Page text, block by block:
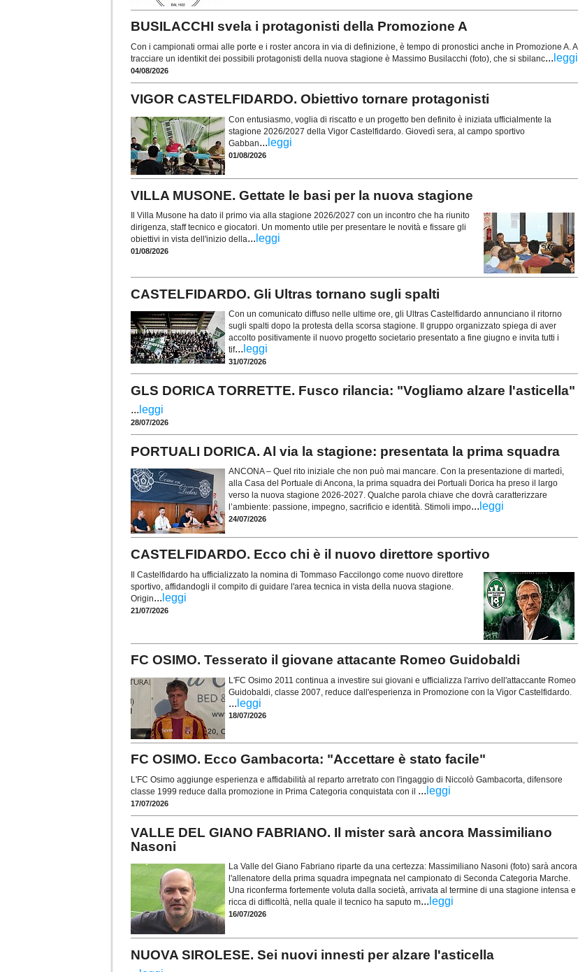
BUSILACCHI svela i protagonisti della Promozione A
Con i campionati ormai alle porte e i roster ancora in via di definizione, è tempo di pronostici anche in Promozione A. A
tracciare un identikit dei possibili protagonisti della nuova stagione è Massimo Busilacchi (foto), che si sbilanc... leggi
04/08/2026
VIGOR CASTELFIDARDO. Obiettivo tornare protagonisti
Con entusiasmo, voglia di riscatto e un progetto ben definito è iniziata ufficialmente la
stagione 2026/2027 della Vigor Castelfidardo. Giovedì sera, al campo sportivo
Gabban... leggi
01/08/2026
VILLA MUSONE. Gettate le basi per la nuova stagione
Il Villa Musone ha dato il primo via alla stagione 2026/2027 con un incontro che ha riunito
dirigenza, staff tecnico e giocatori. Un momento utile per presentare le novità e fissare gli
obiettivi in vista dell'inizio della... leggi
01/08/2026
CASTELFIDARDO. Gli Ultras tornano sugli spalti
Con un comunicato diffuso nelle ultime ore, gli Ultras Castelfidardo annunciano il ritorno
sugli spalti dopo la protesta della scorsa stagione. Il gruppo organizzato spiega di aver
accolto positivamente il nuovo progetto societario presentato a fine giugno e invita tutti i
tif... leggi
31/07/2026
GLS DORICA TORRETTE. Fusco rilancia: "Vogliamo alzare l'asticella"
... leggi
28/07/2026
PORTUALI DORICA. Al via la stagione: presentata la prima squadra
ANCONA – Quel rito iniziale che non può mai mancare. Con la presentazione di martedì,
alla Casa del Portuale di Ancona, la prima squadra dei Portuali Dorica ha preso il largo
verso la nuova stagione 2026-2027. Qualche parola chiave che dovrà caratterizzare
l’ambiente: passione, impegno, sacrificio e identità. Stimoli impo... leggi
24/07/2026
CASTELFIDARDO. Ecco chi è il nuovo direttore sportivo
Il Castelfidardo ha ufficializzato la nomina di Tommaso Faccilongo come nuovo direttore
sportivo, affidandogli il compito di guidare l'area tecnica in vista della nuova stagione.
Origin... leggi
21/07/2026
FC OSIMO. Tesserato il giovane attacante Romeo Guidobaldi
L'FC Osimo 2011 continua a investire sui giovani e ufficializza l'arrivo dell'attaccante Romeo
Guidobaldi, classe 2007, reduce dall'esperienza in Promozione con la Vigor Castelfidardo.
... leggi
18/07/2026
FC OSIMO. Ecco Gambacorta: "Accettare è stato facile"
L'FC Osimo aggiunge esperienza e affidabilità al reparto arretrato con l'ingaggio di Niccolò Gambacorta, difensore
classe 1999 reduce dalla promozione in Prima Categoria conquistata con il ... leggi
17/07/2026
VALLE DEL GIANO FABRIANO. Il mister sarà ancora Massimiliano
Nasoni
La Valle del Giano Fabriano riparte da una certezza: Massimiliano Nasoni (foto) sarà ancora
l'allenatore della prima squadra impegnata nel campionato di Seconda Categoria Marche.
Una riconferma fortemente voluta dalla società, arrivata al termine di una stagione intensa e
ricca di difficoltà, nella quale il tecnico ha saputo m... leggi
16/07/2026
NUOVA SIROLESE. Sei nuovi innesti per alzare l'asticella